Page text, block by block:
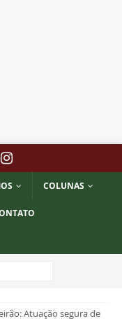
COLUNAS
Atuação segura de